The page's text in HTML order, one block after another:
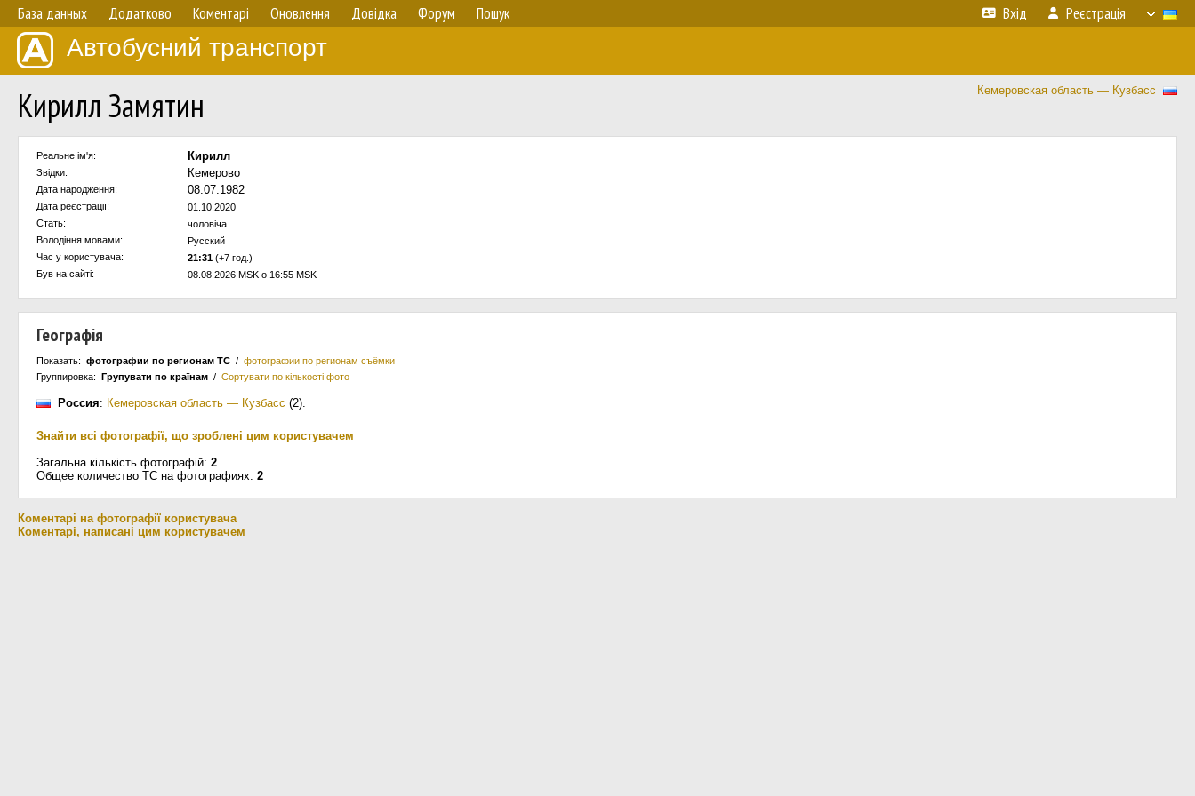
База данных Додатково Коментарі Оновлення Довідка Форум Пошук Вхід Реєстрація
Автобусний транспорт
Кемеровская область — Кузбасс
Кирилл Замятин
Реальне ім'я: Кирилл
Звідки: Кемерово
Дата народження: 08.07.1982
Дата реєстрації:
01.10.2020
Стать:
чоловіча
Володіння мовами:
Русский
Час у користувача:
21:31 (+7 год.)
Був на сайті:
08.08.2026 MSK о 16:55 MSK
Географія
Показать: фотографии по регионам ТС / фотографии по регионам съёмки
Группировка: Групувати по країнам / Сортувати по кількості фото
Россия: Кемеровская область — Кузбасс (2).
Знайти всі фотографії, що зроблені цим користувачем
Загальна кількість фотографій: 2
Общее количество ТС на фотографиях: 2
Коментарі на фотографії користувача
Коментарі, написані цим користувачем